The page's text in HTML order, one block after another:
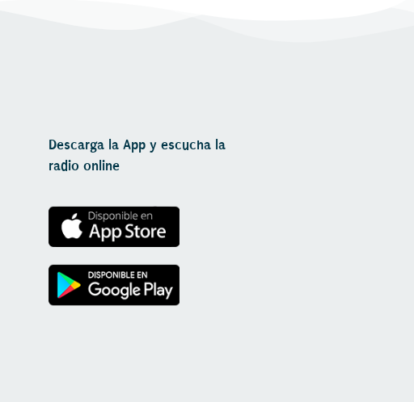
Descarga la App y escucha la
radio online